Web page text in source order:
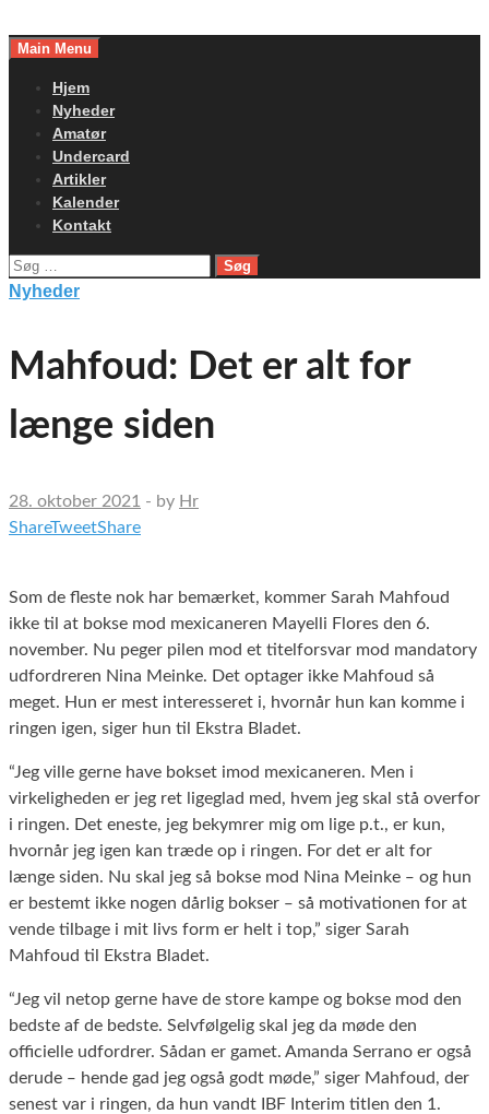
toMain Menu
Hjem
Nyheder
Amatør
Undercard
Artikler
Kalender
Kontakt
Søg
efter:
Nyheder
Mahfoud: Det er alt for
længe siden
28. oktober 2021 - by Hr
ShareTweetShare
Som de fleste nok har bemærket, kommer Sarah Mahfoud
ikke til at bokse mod mexicaneren Mayelli Flores den 6.
november. Nu peger pilen mod et titelforsvar mod mandatory
udfordreren Nina Meinke. Det optager ikke Mahfoud så
meget. Hun er mest interesseret i, hvornår hun kan komme i
ringen igen, siger hun til Ekstra Bladet.
“Jeg ville gerne have bokset imod mexicaneren. Men i
virkeligheden er jeg ret ligeglad med, hvem jeg skal stå overfor
i ringen. Det eneste, jeg bekymrer mig om lige p.t., er kun,
hvornår jeg igen kan træde op i ringen. For det er alt for
længe siden. Nu skal jeg så bokse mod Nina Meinke ‒ og hun
er bestemt ikke nogen dårlig bokser ‒ så motivationen for at
vende tilbage i mit livs form er helt i top,” siger Sarah
Mahfoud til Ekstra Bladet.
“Jeg vil netop gerne have de store kampe og bokse mod den
bedste af de bedste. Selvfølgelig skal jeg da møde den
officielle udfordrer. Sådan er gamet. Amanda Serrano er også
derude ‒ hende gad jeg også godt møde,” siger Mahfoud, der
senest var i ringen, da hun vandt IBF Interim titlen den 1.